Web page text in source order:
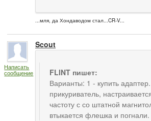
...мля, да Хондаводом стал...CR-V...
Написать
сообщение
Scout
FLINT пишет:
Варианты: 1 - купить
прикуриватель,
частоту с со штатной
втыкается флешка и